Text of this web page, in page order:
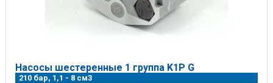
Насосы шестеренные 1 группа K1P G
210 бар, 1,1 - 8 см3